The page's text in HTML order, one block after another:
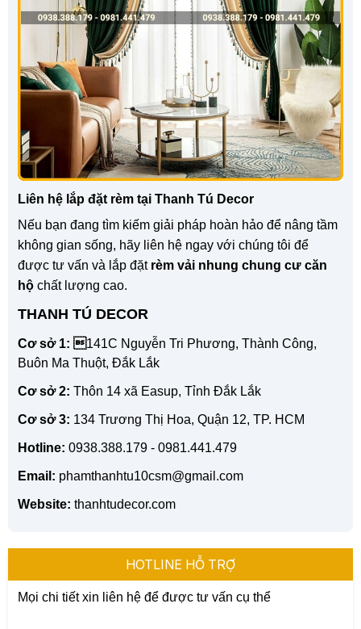
Liên hệ lắp đặt rèm tại Thanh Tú Decor
Nếu bạn đang tìm kiếm giải pháp hoàn hảo để nâng tầm
không gian sống, hãy liên hệ ngay với chúng tôi để
được tư vấn và lắp đặt rèm vải nhung chung cư căn
hộ chất lượng cao.
THANH TÚ DECOR
Cơ sở 1: 141C Nguyễn Tri Phương, Thành Công,
Buôn Ma Thuột, Đắk Lắk
Cơ sở 2: Thôn 14 xã Easup, Tỉnh Đắk Lắk
Cơ sở 3: 134 Trương Thị Hoa, Quận 12, TP. HCM
Hotline: 0938.388.179 - 0981.441.479
Email: phamthanhtu10csm@gmail.com
Website: thanhtudecor.com
HOTLINE HỖ TRỢ
Mọi chi tiết xin liên hệ để được tư vấn cụ thể